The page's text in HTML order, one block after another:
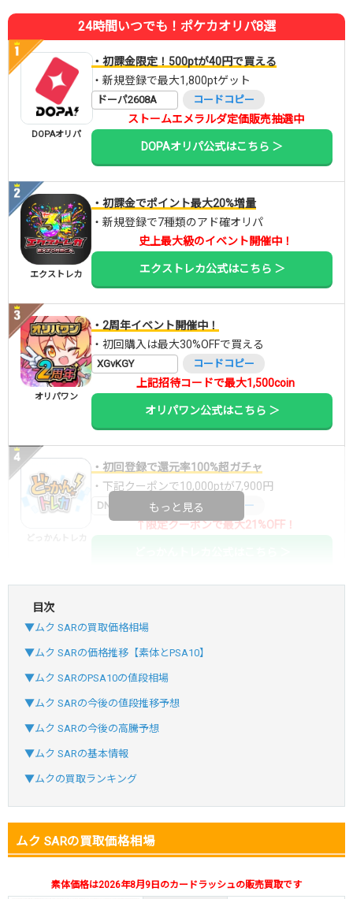
24時間いつでも！ポケカオリパ8選
DOPAオリパ
・初課金限定！500ptが40円で買える
・新規登録で最大1,800ptゲット
ドーパ2608A コードコピー
ストームエメラルダ定価販売抽選中
DOPAオリパ公式はこちら ＞
エクストレカ
・初課金でポイント最大20%増量
・新規登録で7種類のアド確オリパ
史上最大級のイベント開催中！
エクストレカ公式はこちら ＞
オリパワン
・2周年イベント開催中！
・初回購入は最大30%OFFで買える
XGvKGY コードコピー
上記招待コードで最大1,500coin
オリパワン公式はこちら ＞
・初回登録で還元率100%超ガチャ
・下記クーポンで10,000ptが7,900円
DNGBIF4X コードコピー
↑限定クーポンで最大21%OFF！
おりパンダ
・新規登録で6種類アド確解禁
SVGC7P コードコピー
オリパスタジアム
・atone・ペイディ対応！
・初回購入は500coinが50円
もっと見る
目次
▼ムク SARの買取価格相場
▼ムク SARの価格推移【素体とPSA10】
▼ムク SARのPSA10の値段相場
▼ムク SARの今後の値段推移予想
▼ムク SARの今後の高騰予想
▼ムク SARの基本情報
▼ムクの買取ランキング
ムク SARの買取価格相場
素体価格は2026年8月9日のカードラッシュの販売買取です